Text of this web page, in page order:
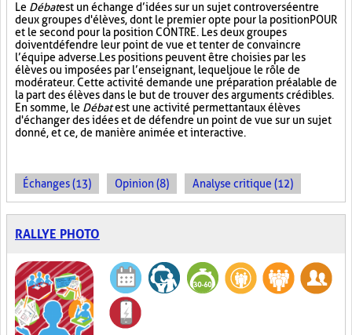
Le Débatest un échange d’idées sur un sujet controversé entre
deux groupes d'élèves, dont le premier opte pour la position POUR
et le second pour la position CONTRE. Les deux groupes
doivent défendre leur point de vue et tenter de convaincre
l’équipe adverse. Les positions peuvent être choisies par les
élèves ou imposées par l’enseignant, lequel joue le rôle de
modérateur. Cette activité demande une préparation préalable de
la part des élèves dans le but de trouver des arguments crédibles.
En somme, le Débatest une activité permettant aux élèves
d'échanger des idées et de défendre un point de vue sur un sujet
donné, et ce, de manière animée et interactive.
Échanges (13) Opinion (8) Analyse critique (12)
RALLYE PHOTO